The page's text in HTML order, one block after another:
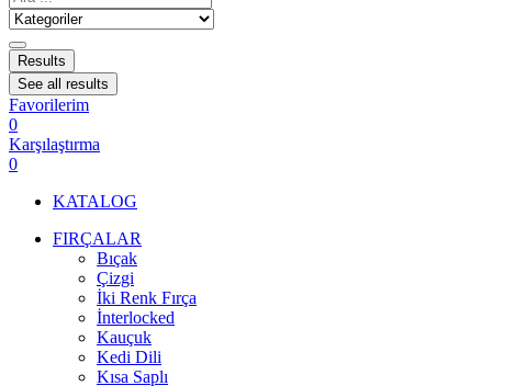
Results
See all results
Favorilerim
0
Karşılaştırma
0
KATALOG
FIRÇALAR
Bıçak
Çizgi
İki Renk Fırça
İnterlocked
Kauçuk
Kedi Dili
Kısa Saplı